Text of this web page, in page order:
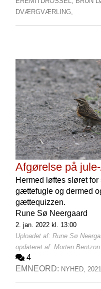
DVÆRGVÆRLING,
Afgørelse på
Hermed løftes sløret
gættefugle og dermed
gættequizzen.
Rune Sø Neergaard
2. jan. 2022 kl. 13:00
Uploadet af: Rune Sø
opdateret af: Morten
4
EMNEORD: NYHED,